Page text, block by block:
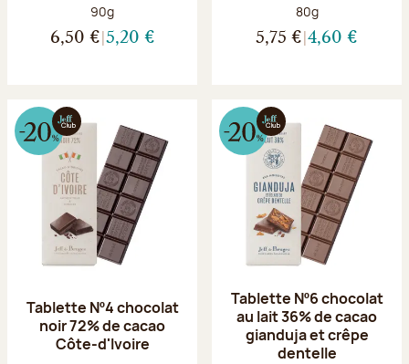
Poids net :
90g
6,50 € 5,20 €
Poids net :
80g
5,75 € 4,60 €
Tablette Nº4 chocolat
noir 72% de cacao
Côte-d'Ivoire
Tablette Nº6 chocolat
au lait 36% de cacao
gianduja et crêpe
dentelle